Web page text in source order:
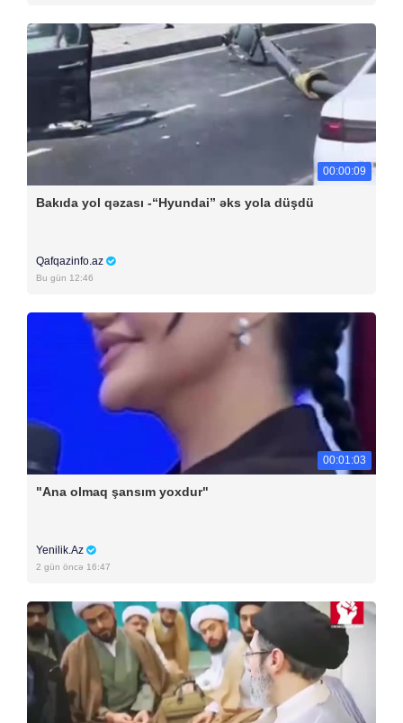
00:00:09
Bakıda yol qəzası -“Hyundai” əks yola düşdü
Qafqazinfo.az
Bu gün 12:46
00:01:03
"Ana olmaq şansım yoxdur"
Yenilik.Az
2 gün öncə 16:47